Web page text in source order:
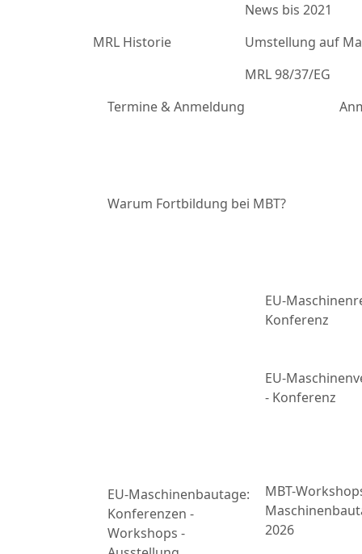
MRL Historie
News bis 2021
Umstellung auf
MRL 98/37/EG
Termine & Anmeldung
Warum Fortbildung bei MBT?
EU-Maschinenbautage:
Konferenzen -
Workshops -
EU-
Konferenz
EU-
- Konferenz
MBT-
2026